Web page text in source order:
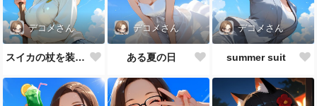
デコメさん
スイカの杖を装備した
デコメさん
ある夏の日
デコメさん
summer suit